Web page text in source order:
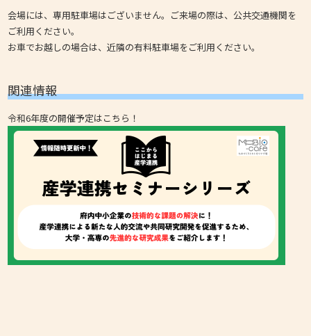
会場には、専用駐車場はございません。ご来場の際は、公共交通機関を
ご利用ください。
お車でお越しの場合は、近隣の有料駐車場をご利用ください。
関連情報
令和6年度の開催予定はこちら！